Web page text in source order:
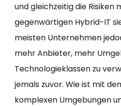
und gleichzeitig die Risiken
gegenwärtigen Hybrid-IT
meisten Unternehmen
mehr Anbieter, mehr
Technologieklassen zu
jemals zuvor. Wie ist mit
komplexen Umgebungen